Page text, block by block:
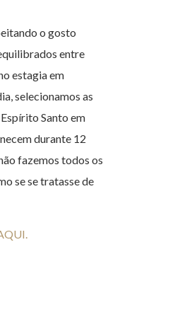
o gosto
entre
estagia em
selecionamos as
Santo em
durante 12
fazemos todos os
se se tratasse de